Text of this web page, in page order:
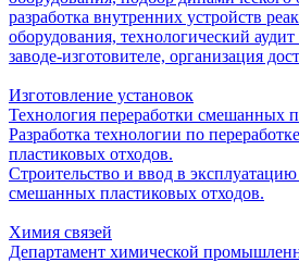
разработка внутренних устройств
оборудования, технологический
заводе-изготовителе, организация
Изготовление установок
Технология переработки смешанных
Разработка технологии по
пластиковых отходов.
Строительство и ввод в эксплуатацию
смешанных пластиковых отходов.
Химия связей
Департамент химической